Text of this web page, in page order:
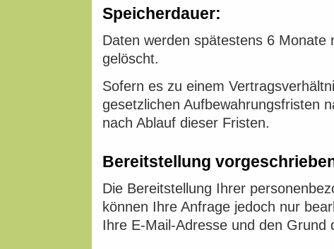
Speicherdauer:
Daten werden spätestens 6 Monate
gelöscht.
Sofern es zu einem
gesetzlichen Aufbewahrungsfristen
nach Ablauf dieser Fristen.
Bereitstellung
Die Bereitstellung Ihrer
können Ihre Anfrage jedoch nur
Ihre E-Mail-Adresse und den Grund